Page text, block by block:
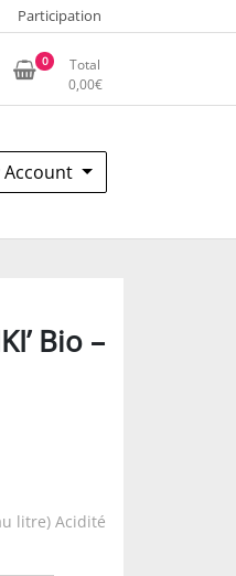
Participation
0
Total
0,00€
Account
Bio –
litre) Acidité